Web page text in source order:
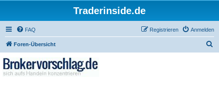
Traderinside.de
FAQ Anmelden
Registrieren
Foren-Übersicht